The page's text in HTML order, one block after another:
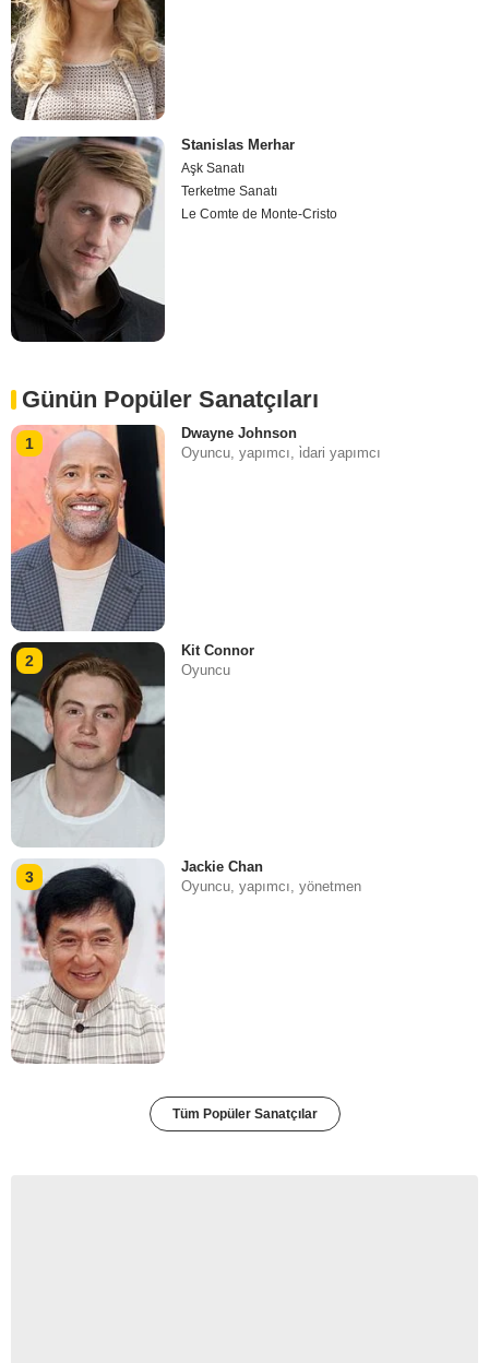
Stanislas Merhar
Aşk Sanatı
Terketme Sanatı
Le Comte de Monte-Cristo
Günün Popüler Sanatçıları
1
Dwayne Johnson
Oyuncu, yapımcı, i̇dari yapımcı
2
Kit Connor
Oyuncu
3
Jackie Chan
Oyuncu, yapımcı, yönetmen
Tüm Popüler Sanatçılar